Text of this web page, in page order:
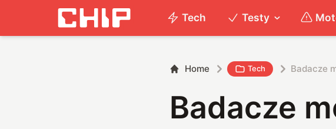
Tech Testy
Home Tech Badacze
Badacze